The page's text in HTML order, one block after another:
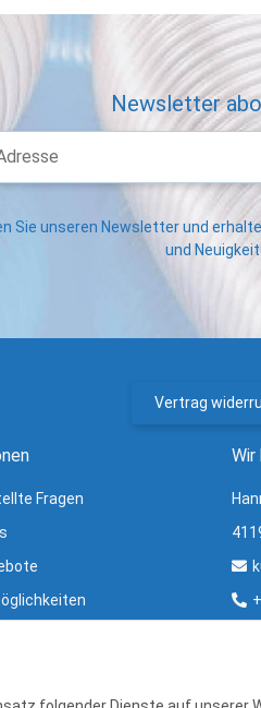
Newsletter
Sie unseren Newsletter und
und
Vertrag
Fragen
Wir